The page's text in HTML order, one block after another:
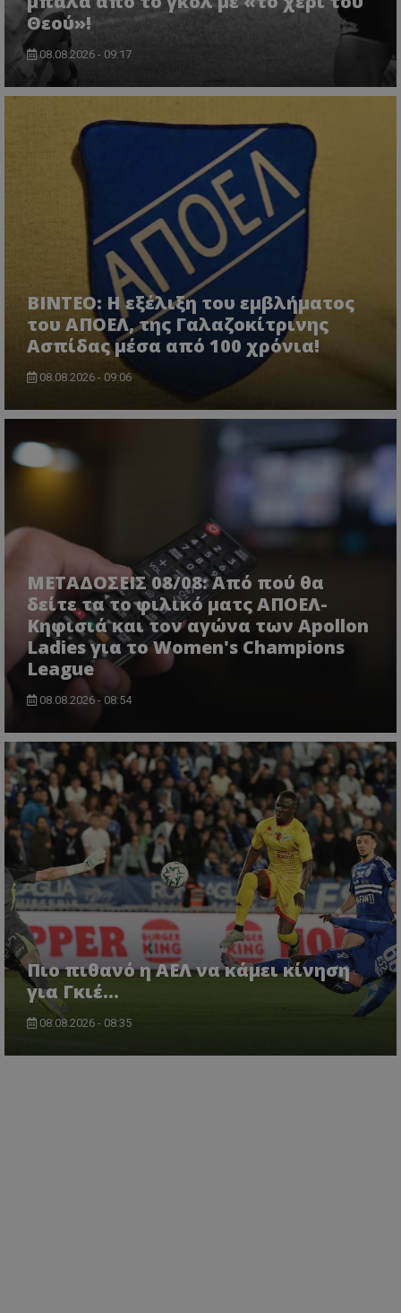
Θεού»!
08.08.2026 - 09:17
ΒΙΝΤΕΟ: Η εξέλιξη του εμβλήματος
του ΑΠΟΕΛ, της Γαλαζοκίτρινης
Ασπίδας μέσα από 100 χρόνια!
08.08.2026 - 09:06
ΜΕΤΑΔΟΣΕΙΣ 08/08: Από πού θα
δείτε τα το φιλικό ματς ΑΠΟΕΛ-
Κηφισιά και τον αγώνα των Apollon
Ladies για το Women's Champions
League
08.08.2026 - 08:54
Πιο πιθανό η ΑΕΛ να κάμει κίνηση
για Γκιέ…
08.08.2026 - 08:35